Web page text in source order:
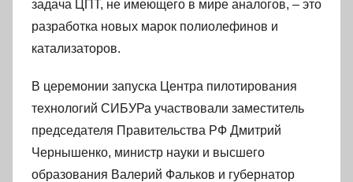
задача ЦПТ, не имеющего в мире аналогов, – это
разработка новых марок полиолефинов и
катализаторов.
В церемонии запуска Центра пилотирования
технологий СИБУРа участвовали заместитель
председателя Правительства РФ Дмитрий
Чернышенко, министр науки и высшего
образования Валерий Фальков и губернатор